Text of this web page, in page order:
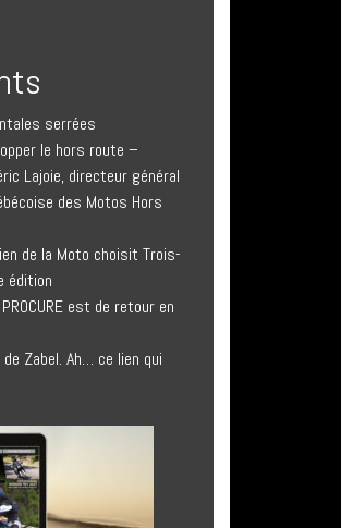
serrées
le hors route –
Lajoie, directeur général
des Motos Hors
de la Moto choisit Trois-
édition
est de retour en
Zabel. Ah… ce lien qui